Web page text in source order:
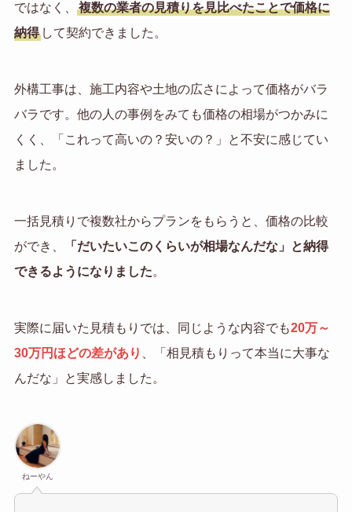
ではなく、
複数の業者の見積りを見比べたことで価格に
納得して契約できました。
外構工事は、施工内容や土地の広さによって価格がバラ
バラです。他の人の事例をみても価格の相場がつかみに
くく、「これって高いの？安いの？」と不安に感じてい
ました。
一括見積りで複数社からプランをもらうと、価格の比較
ができ、
「だいたいこのくらいが相場なんだな」と納得
できるようになりました。
実際に届いた見積もりでは、同じような内容でも20万～
30万円ほどの差があり
、「相見積もりって本当に大事な
んだな」と実感しました。
ねーやん